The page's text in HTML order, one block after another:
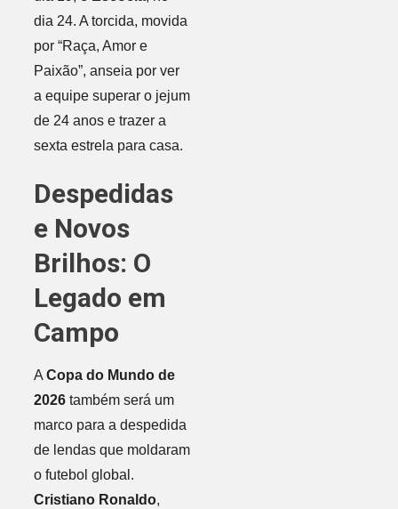
dia 24. A torcida, movida
por “Raça, Amor e
Paixão”, anseia por ver
a equipe superar o jejum
de 24 anos e trazer a
sexta estrela para casa.
Despedidas
e Novos
Brilhos: O
Legado em
Campo
A Copa do Mundo de
2026também será um
marco para a despedida
de lendas que moldaram
o futebol global.
Cristiano Ronaldo,